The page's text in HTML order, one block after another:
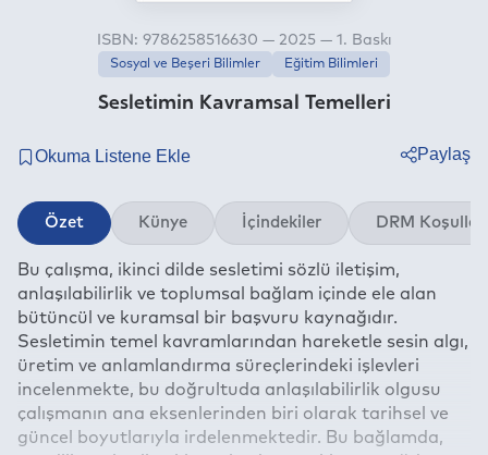
Sesletimin Kavramsal Temelleri
ISBN: 9786258516630 — 2025 — 1. Baskı
Sosyal ve Beşeri Bilimler Eğitim Bilimleri
Paylaş
Twitter
Linkedin
Whatsapp
E-mail
Özet Künye İçindekiler DRM Koşulları
Bu çalışma, ikinci dilde sesletimi sözlü iletişim,
anlaşılabilirlik ve toplumsal bağlam içinde ele alan
bütüncül ve kuramsal bir başvuru kaynağıdır.
Sesletimin temel kavramlarından hareketle sesin algı,
üretim ve anlamlandırma süreçlerindeki işlevleri
incelenmekte, bu doğrultuda anlaşılabilirlik olgusu
çalışmanın ana eksenlerinden biri olarak tarihsel ve
güncel boyutlarıyla irdelenmektedir. Bu bağlamda,